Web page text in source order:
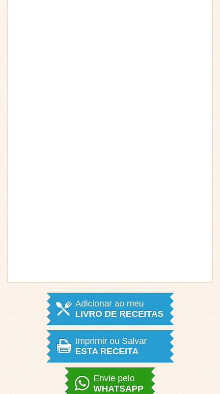
Adicionar ao meu
LIVRO DE RECEITAS
Imprimir ou Salvar
ESTA RECEITA
Envie pelo
WHATSAPP